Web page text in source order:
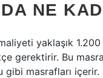
NE
yaklaşık
gerektirir. Bu
gibi masrafları içerir.